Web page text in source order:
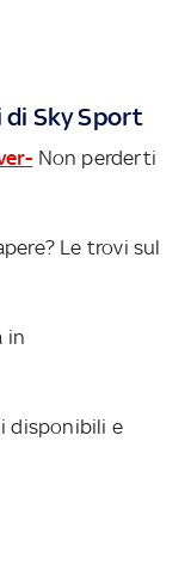
Sky Sport
Non perderti
Le trovi sul
in
disponibili e